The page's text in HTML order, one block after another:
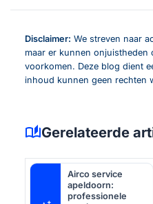
Disclaimer: We streven naar
maar er kunnen onjuistheden
voorkomen. Deze blog dient
inhoud kunnen geen rechten
auto_storiesGerelateerde
Airco service
apeldoorn:
professionele